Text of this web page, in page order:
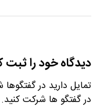
دیدگاه خود را ثبت
تمایل دارید در
در گفتگو ها شرکت کنید.